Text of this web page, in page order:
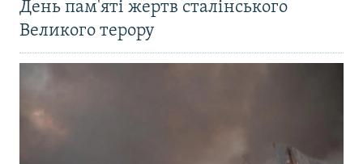
День пам'яті жертв сталінського
Великого терору